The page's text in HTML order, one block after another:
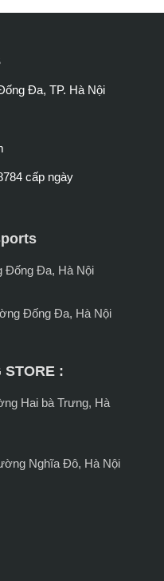
Đa, TP. Hà Nội
cấp ngày
Đống Đa, Hà Nội
Đống Đa, Hà Nội
STORE :
Hai bà Trưng, Hà
Nghĩa Đô, Hà Nội